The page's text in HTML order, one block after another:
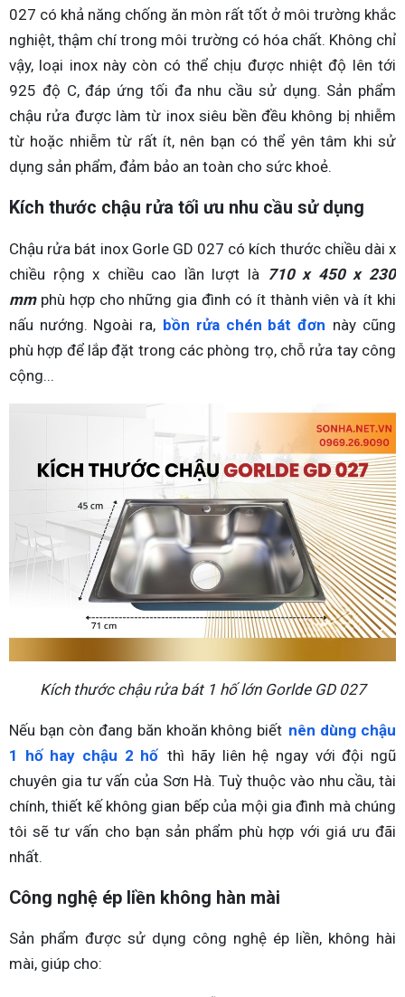
027 có khả năng chống ăn mòn rất tốt ở môi trường khắc
nghiệt, thậm chí trong môi trường có hóa chất. Không chỉ
vậy, loại inox này còn có thể chịu được nhiệt độ lên tới
925 độ C, đáp ứng tối đa nhu cầu sử dụng. Sản phẩm
chậu rửa được làm từ inox siêu bền đều không bị nhiễm
từ hoặc nhiễm từ rất ít, nên bạn có thể yên tâm khi sử
dụng sản phẩm, đảm bảo an toàn cho sức khoẻ.
Kích thước chậu rửa tối ưu nhu cầu sử dụng
Chậu rửa bát inox Gorle GD 027 có kích thước chiều dài x
chiều rộng x chiều cao lần lượt là 710 x 450 x 230
mmphù hợp cho những gia đình có ít thành viên và ít khi
nấu nướng. Ngoài ra, bồn rửa chén bát đơn này cũng
phù hợp để lắp đặt trong các phòng trọ, chỗ rửa tay công
cộng...
Kích thước chậu rửa bát 1 hố lớn Gorlde GD 027
Nếu bạn còn đang băn khoăn không biết nên dùng chậu
1 hố hay chậu 2 hố thì hãy liên hệ ngay với đội ngũ
chuyên gia tư vấn của Sơn Hà. Tuỳ thuộc vào nhu cầu, tài
chính, thiết kế không gian bếp của mội gia đình mà chúng
tôi sẽ tư vấn cho bạn sản phẩm phù hợp với giá ưu đãi
nhất.
Công nghệ ép liền không hàn mài
Sản phẩm được sử dụng công nghệ ép liền, không hài
mài, giúp cho: